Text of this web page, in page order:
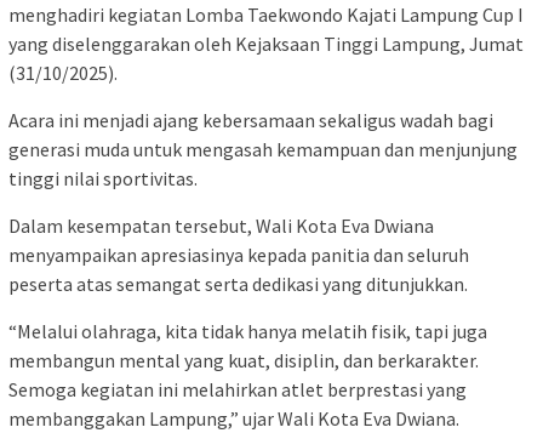
menghadiri kegiatan Lomba Taekwondo Kajati Lampung Cup I
yang diselenggarakan oleh Kejaksaan Tinggi Lampung, Jumat
(31/10/2025).
Acara ini menjadi ajang kebersamaan sekaligus wadah bagi
generasi muda untuk mengasah kemampuan dan menjunjung
tinggi nilai sportivitas.
Dalam kesempatan tersebut, Wali Kota Eva Dwiana
menyampaikan apresiasinya kepada panitia dan seluruh
peserta atas semangat serta dedikasi yang ditunjukkan.
“Melalui olahraga, kita tidak hanya melatih fisik, tapi juga
membangun mental yang kuat, disiplin, dan berkarakter.
Semoga kegiatan ini melahirkan atlet berprestasi yang
membanggakan Lampung,” ujar Wali Kota Eva Dwiana.